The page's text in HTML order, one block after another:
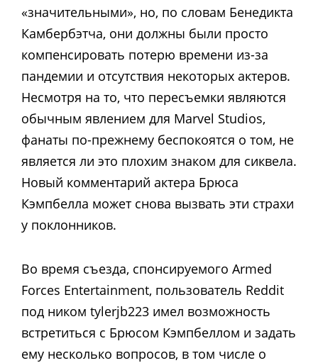
«значительными», но, по словам Бенедикта
Камбербэтча, они должны были просто
компенсировать потерю времени из-за
пандемии и отсутствия некоторых актеров.
Несмотря на то, что пересъемки являются
обычным явлением для Marvel Studios,
фанаты по-прежнему беспокоятся о том, не
является ли это плохим знаком для сиквела.
Новый комментарий актера Брюса
Кэмпбелла может снова вызвать эти страхи
у поклонников.
Во время съезда, спонсируемого Armed
Forces Entertainment, пользователь Reddit
под ником tylerjb223 имел возможность
встретиться с Брюсом Кэмпбеллом и задать
ему несколько вопросов, в том числе о